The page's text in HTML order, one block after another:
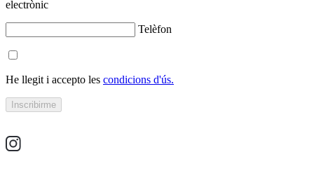
electrònic
Telèfon
He llegit i accepto les condicions d'ús.